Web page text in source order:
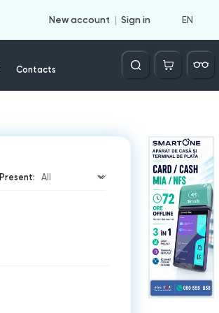
New account Sign in EN
Contacts
Căutare
Present: